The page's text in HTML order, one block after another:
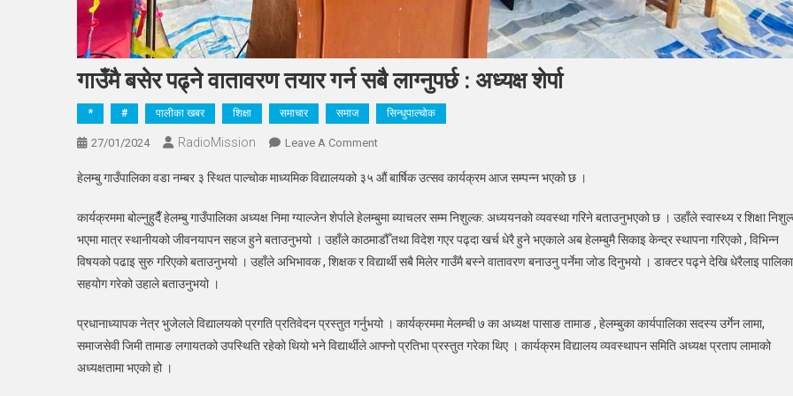
गाउँमै बसेर पढ्ने वातावरण तयार गर्न सबै लाग्नुपर्छ : अध्यक्ष शेर्पा
* # पालीका खबर शिक्षा समाचार समाज सिन्धुपाल्चोक
27/01/2024 RadioMission Leave A CommentOn
बसेर
वातावरण
तयार
गर्न
:
अध्यक्ष
हेलम्बु गाउँपालिका वडा नम्बर ३ स्थित पाल्चोक माध्यमिक विद्यालयको ३५ औं बार्षिक उत्सव कार्यक्रम आज सम्पन्न भएको छ ।
कार्यक्रममा बोल्नुहुदैँ हेलम्बु गाउँपालिका अध्यक्ष निमा ग्याल्जेन शेर्पाले हेलम्बुमा ब्याचलर सम्म निशुल्क: अध्ययनको व्यवस्था गरिने बताउनुभएको छ । उहाँले स्वास्थ्य र शिक्षा
भएमा मात्र स्थानीयको जीवनयापन सहज हुने बताउनुभयो । उहाँले काठमाडौँ तथा विदेश गएर पढ्दा खर्च धेरै हुने भएकाले अब हेलम्बुमै सिकाइ केन्द्र स्थापना गरिएको , विभिन्न
विषयको पढाइ सुरु गरिएको बताउनुभयो । उहाँले अभिभावक , शिक्षक र विद्यार्थी सबै मिलेर गाउँमै बस्ने वातावरण बनाउनु पर्नेमा जोड दिनुभयो । डाक्टर पढ्ने देखि धेरैलाइ
सहयोग गरेको उहाले बताउनुभयो ।
प्रधानाध्यापक नेत्र भुजेलले विद्यालयको प्रगति प्रतिवेदन प्रस्तुत गर्नुभयो । कार्यक्रममा मेलम्ची ७ का अध्यक्ष पासाङ तामाङ , हेलम्बुका कार्यपालिका सदस्य उर्गेन लामा,
समाजसेवी जिमी तामाङ लगायतको उपस्थिति रहेको थियो भने विद्यार्थीले आफ्नो प्रतिभा प्रस्तुत गरेका थिए । कार्यक्रम विद्यालय व्यवस्थापन समिति अध्यक्ष प्रताप लामाको
अध्यक्षतामा भएको हो ।